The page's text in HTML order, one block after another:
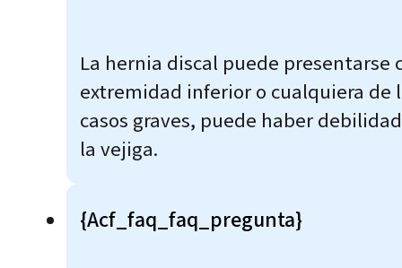
La hernia discal puede
extremidad inferior o cualquiera de
casos graves, puede haber
la vejiga.
{acf_faq_faq_pregunta}